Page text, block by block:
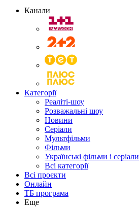
Канали
Категорії
Реаліті-шоу
Розважальні шоу
Новини
Серіали
Мультфільми
Фільми
Українські фільми і серіали
Всі категорії
Всі проєкти
Онлайн
ТБ програма
Еще